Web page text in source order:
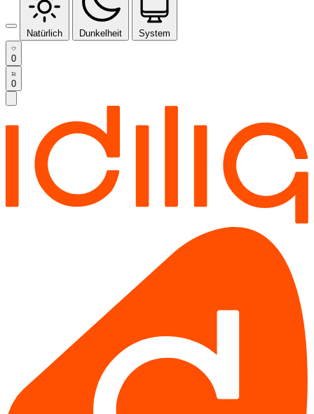
Natürlich Dunkelheit System
0
0